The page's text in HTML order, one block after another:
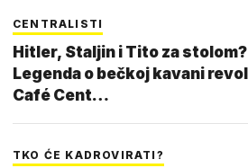
CENTRALISTI
Hitler, Staljin i Tito za stolom?
Legenda o bečkoj kavani
Café Cent…
TKO ĆE KADROVIRATI?